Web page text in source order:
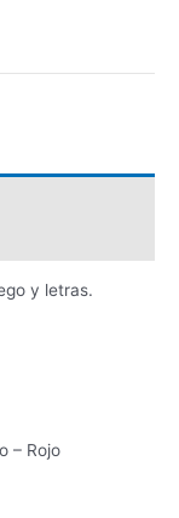
y letras.
– Rojo